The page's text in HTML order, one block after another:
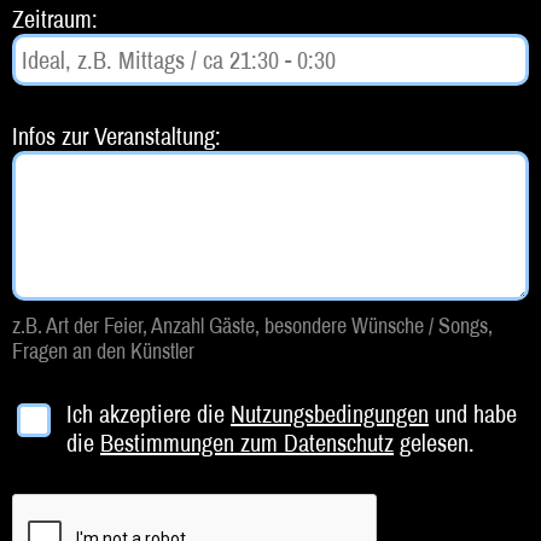
Beratung
Zeitraum:
Infos zur Veranstaltung:
z.B. Art der Feier, Anzahl Gäste, besondere Wünsche / Songs,
Fragen an den Künstler
Ich akzeptiere die Nutzungsbedingungen und habe
die Bestimmungen zum Datenschutzgelesen.